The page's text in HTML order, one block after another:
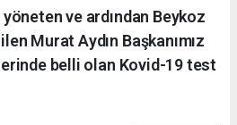
ve ardından Beykoz
Murat Aydın Başkanımız
belli olan Kovid-19 test